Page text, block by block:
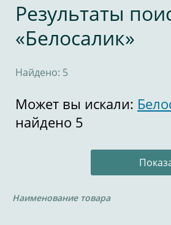
Результаты
«Белосалик»
Найдено: 5
Может вы искали:
найдено 5
Наименование товара